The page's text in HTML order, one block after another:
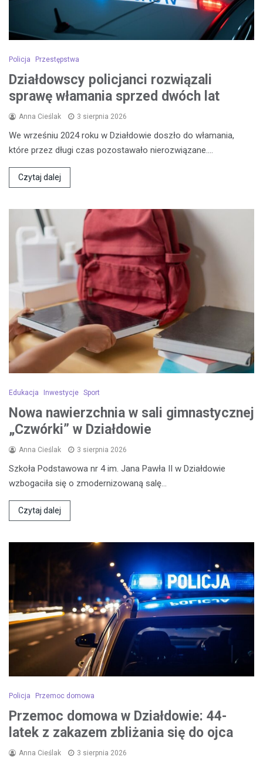
Policja Przestępstwa
Działdowscy policjanci rozwiązali
sprawę włamania sprzed dwóch lat
Anna Cieślak 3 sierpnia 2026
We wrześniu 2024 roku w Działdowie doszło do włamania,
które przez długi czas pozostawało nierozwiązane.…
Czytaj dalej
Edukacja Inwestycje Sport
Nowa nawierzchnia w sali gimnastycznej
„Czwórki” w Działdowie
Anna Cieślak 3 sierpnia 2026
Szkoła Podstawowa nr 4 im. Jana Pawła II w Działdowie
wzbogaciła się o zmodernizowaną salę…
Czytaj dalej
Policja Przemoc domowa
Przemoc domowa w Działdowie: 44-
latek z zakazem zbliżania się do ojca
Anna Cieślak 3 sierpnia 2026